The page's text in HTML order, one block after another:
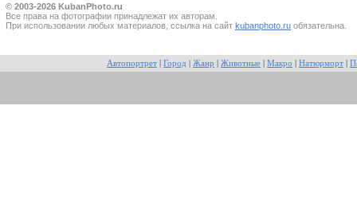
© 2003-2026 KubanPhoto.ru
Все прaва на фотографии принадлежат их авторам.
При использовании любых материалов, ссылка на сайт kubanphoto.ru обязательна.
Автопортрет Город Жанр Животные Макро Натюрморт